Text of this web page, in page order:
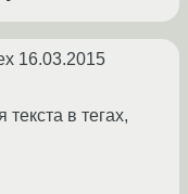
16.03.2015
текста в тегах,